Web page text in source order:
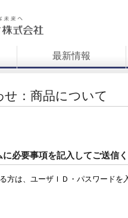
最新情報
せ：商品について
必要事項を記入してご送信く
方は、ユーザＩＤ・パスワードを